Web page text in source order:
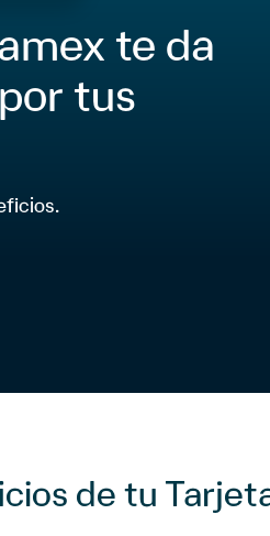
te da
tus
de tu